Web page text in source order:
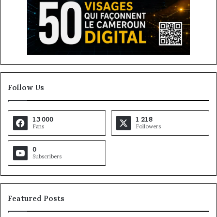
Follow Us
13 000
Fans
1 218
Followers
0
Subscribers
Featured Posts